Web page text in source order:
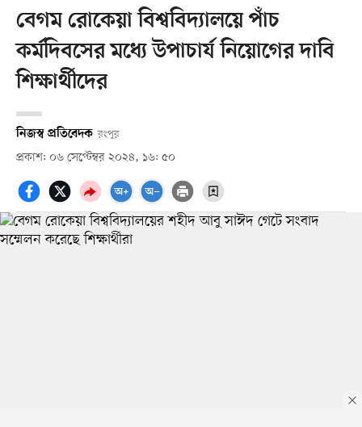
বেগম রোকেয়া বিশ্ববিদ্যালয়ে পাঁচ
কর্মদিবসের মধ্যে উপাচার্য নিয়োগের দাবি
শিক্ষার্থীদের
নিজস্ব প্রতিবেদক রংপুর
প্রকাশ: ০৬ সেপ্টেম্বর ২০২৪, ১৬: ৫০